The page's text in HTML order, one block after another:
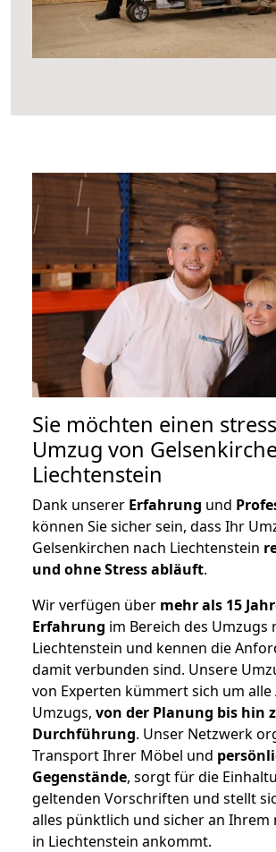
Sie möchten einen
Umzug von
Liechtenstein
Dank unserer Erfahrung und
können Sie sicher sein, dass Ihr
Gelsenkirchen nach Liechtenstein
und ohne Stress abläuft.
Wir verfügen über mehr als 15
Erfahrung im Bereich des Umzugs
Liechtenstein und kennen die
damit verbunden sind. Unsere
von Experten kümmert sich um alle
Umzugs, von der Planung bis hin
Durchführung. Unser Netzwerk
Transport Ihrer Möbel und
Gegenstände, sorgt für die
geltenden Vorschriften und stellt
alles pünktlich und sicher an Ihrem
in Liechtenstein ankommt.